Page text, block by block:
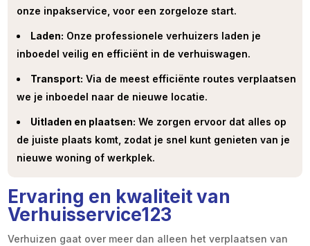
onze inpakservice, voor een zorgeloze start.
Laden: Onze professionele verhuizers laden je
inboedel veilig en efficiënt in de verhuiswagen.
Transport: Via de meest efficiënte routes verplaatsen
we je inboedel naar de nieuwe locatie.
Uitladen en plaatsen: We zorgen ervoor dat alles op
de juiste plaats komt, zodat je snel kunt genieten van je
nieuwe woning of werkplek.
Ervaring en kwaliteit van
Verhuisservice123
Verhuizen gaat over meer dan alleen het verplaatsen van